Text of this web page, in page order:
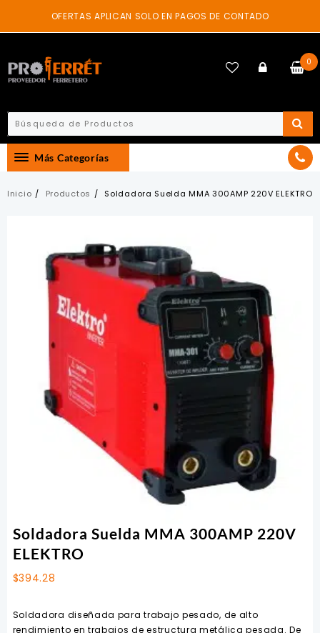
content
OFERTAS APLICAN SOLO EN PAGOS DE CONTADO
0
Más Categorías
Inicio Productos Soldadora Suelda MMA 300AMP 220V ELEKTRO
Soldadora Suelda MMA 300AMP 220V
ELEKTRO
$394.28
Soldadora diseñada para trabajo pesado, de alto
rendimiento en trabajos de estructura metálica pesada. De